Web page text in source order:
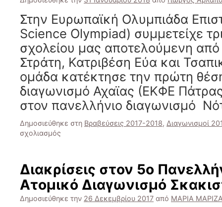
Συνδέσμου
Φιλολόγων
Πατρών
Στην Ευρωπαϊκή Ολυμπιάδα
Science Olympiad) συμμετείχε
σχολείου μας αποτελούμενη από
Στράτη, Κατριβέση Εύα και
ομάδα κατέκτησε την πρώτη
διαγωνισμό Αχαϊας (ΕΚΦΕ
στον πανελλήνιο διαγωνισμό
Δημοσιεύθηκε στη Βραβεύσεις 2017-2018, Διαγωνισμοί
σχολιασμός
–
Πρωτιά
στον
τοπικό
διαγωνισμό
Διακρίσεις στον 5ο
Ατομικό Διαγωνισμό
Δημοσιεύθηκε την 26 Δεκεμβρίου 2017 από ΜΑΡΙΑ